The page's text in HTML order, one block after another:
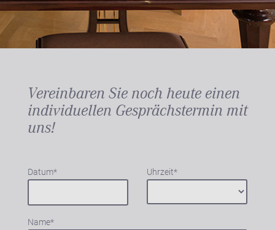
Vereinbaren Sie noch heute einen
individuellen Gesprächstermin mit
uns!
Datum* Uhrzeit*
Name*